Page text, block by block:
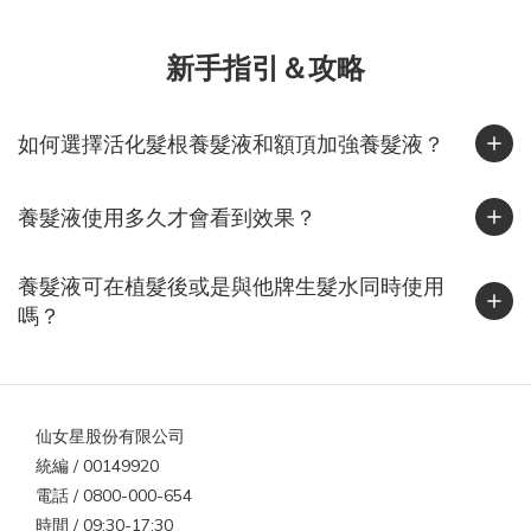
新手指引＆攻略
如何選擇活化髮根養髮液和額頂加強養髮液？
養髮液使用多久才會看到效果？
養髮液可在植髮後或是與他牌生髮水同時使用
嗎？
仙女星股份有限公司
統編 / 00149920
電話 / 0800-000-654
時間 / 09:30-17:30